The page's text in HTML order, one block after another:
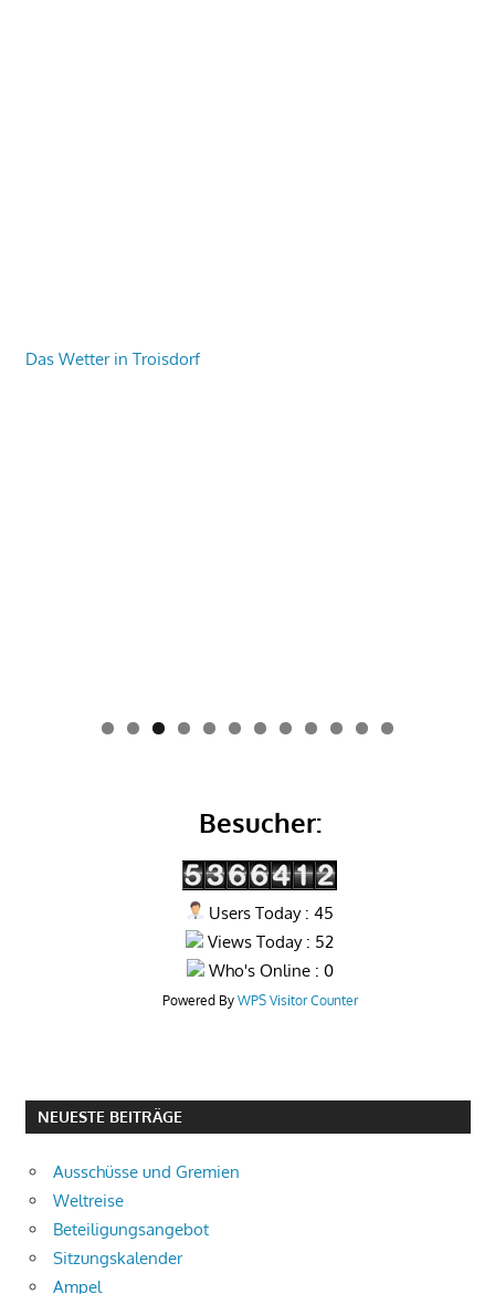
Das Wetter in Troisdorf
0 1 2
Besucher:
Users Today : 45
Views Today : 52
Who's Online : 0
Powered By WPS Visitor Counter
NEUESTE BEITRÄGE
Ausschüsse und Gremien
Weltreise
Beteiligungsangebot
Sitzungskalender
Ampel